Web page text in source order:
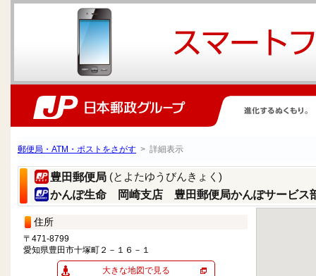
郵便局・ATM・ポストをさがす > 詳細表示
豊田郵便局 (とよたゆうびんきょく)
かんぽ生命 岡崎支店 豊田郵便局かんぽサービス
住所
〒471-8799
愛知県豊田市十塚町２－１６－１
大きな地図で見る